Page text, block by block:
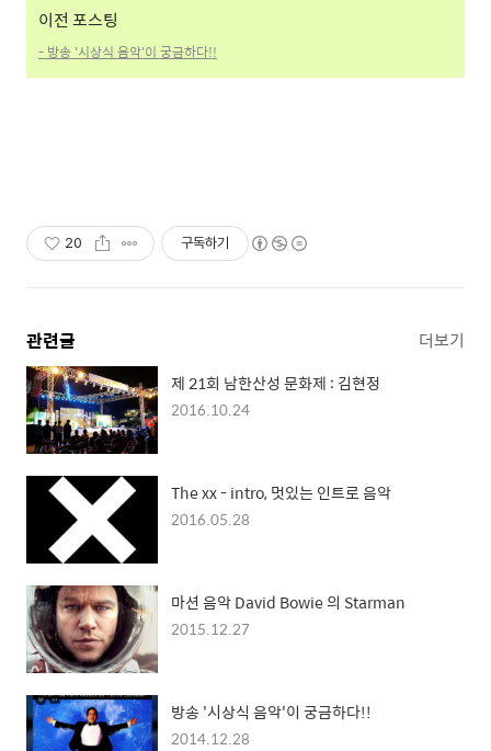
이전 포스팅
- 방송 '시상식 음악'이 궁금하다!!
20 구독하기
관련글 더보기
제 21회 남한산성 문화제 : 김현정
2016.10.24
The xx - intro, 멋있는 인트로 음악
2016.05.28
마션 음악 David Bowie 의 Starman
2015.12.27
방송 '시상식 음악'이 궁금하다!!
2014.12.28